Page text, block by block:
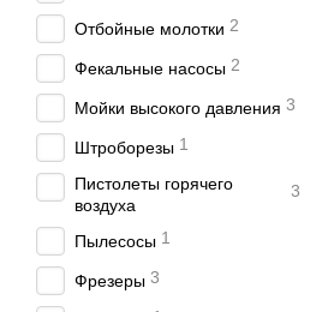
Отбойные молотки 2
Фекальные насосы 2
Мойки высокого давления 3
Штроборезы 1
Пистолеты горячего
воздуха
3
Пылесосы 1
Фрезеры 3